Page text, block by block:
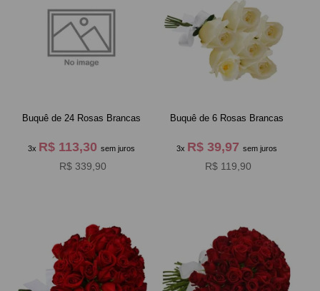
Buquê de 24 Rosas Brancas
3x R$ 113,30sem juros
R$ 339,90
Buquê de 6 Rosas Brancas
3x R$ 39,97sem juros
R$ 119,90